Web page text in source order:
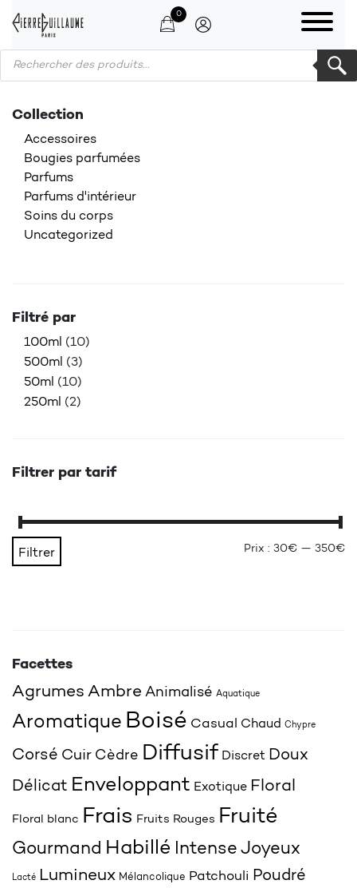
0
Products search
Collection
Accessoires
Bougies parfumées
Parfums
Parfums d'intérieur
Soins du corps
Uncategorized
Filtré par
100ml (10)
500ml (3)
50ml (10)
250ml (2)
Filtrer par tarif
Filtrer Prix : 30€ — 350€
Facettes
Agrumes Ambre Animalisé Aquatique
Aromatique Boisé Casual Chaud Chypre
Corsé Cuir Cèdre Diffusif Discret Doux
Délicat Enveloppant Exotique Floral
Floral blanc Frais Fruits Rouges Fruité
Gourmand Habillé Intense Joyeux
Lacté Lumineux Mélancolique Patchouli Poudré